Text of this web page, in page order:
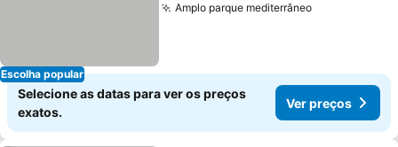
Escolha popular
Amplo parque mediterrâneo
Selecione as datas para ver os preços
exatos.
Ver preços